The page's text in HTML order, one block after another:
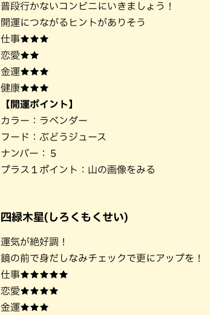
普段行かないコンビニにいきましょう！
開運につながるヒントがありそう
仕事★★★
恋愛★★
金運★★★
健康★★★
【開運ポイント】
カラー：ラベンダー
フード：ぶどうジュース
ナンバー：５
プラス１ポイント：山の画像をみる
四緑木星(しろくもくせい)
運気が絶好調！
鏡の前で身だしなみチェックで更にアップを！
仕事★★★★★
恋愛★★★★
金運★★★